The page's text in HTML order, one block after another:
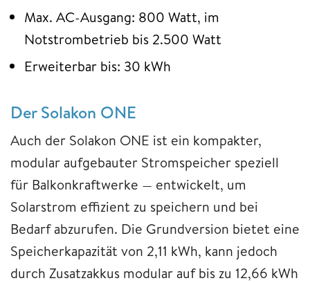
Max. AC-Ausgang: 800 Watt, im
Notstrombetrieb bis 2.500 Watt
Erweiterbar bis: 30 kWh
Der Solakon ONE
Auch der Solakon ONE ist ein kompakter,
modular aufgebauter Stromspeicher speziell
für Balkonkraftwerke — entwickelt, um
Solarstrom effizient zu speichern und bei
Bedarf abzurufen. Die Grundversion bietet eine
Speicherkapazität von 2,11 kWh, kann jedoch
durch Zusatzakkus modular auf bis zu 12,66 kWh